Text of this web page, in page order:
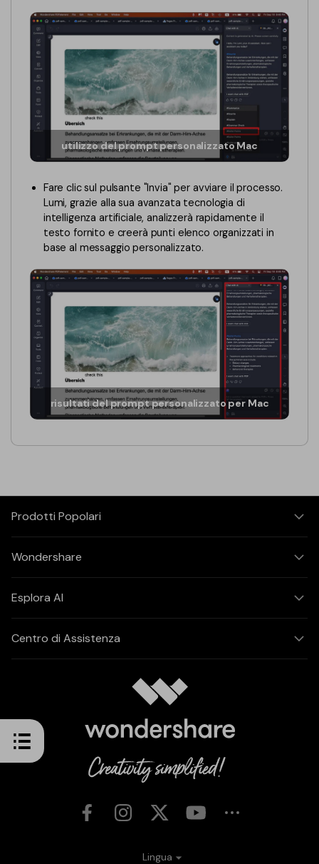
utilizzo del prompt personalizzato Mac
Fare clic sul pulsante "Invia" per avviare il processo.
Lumi, grazie alla sua avanzata tecnologia di
intelligenza artificiale, analizzerà rapidamente il
testo fornito e creerà punti elenco organizzati in
base al messaggio personalizzato.
risultati del prompt personalizzato per Mac
Prodotti Popolari
Wondershare
Esplora AI
Centro di Assistenza
Lingua